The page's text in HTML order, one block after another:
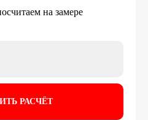
на замере